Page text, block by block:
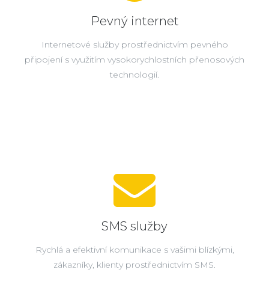
Pevný internet
Internetové služby prostřednictvím pevného
připojení s využitím vysokorychlostních přenosových
technologií.
SMS služby
Rychlá a efektivní komunikace s vašimi blízkými,
zákazníky, klienty prostřednictvím SMS.